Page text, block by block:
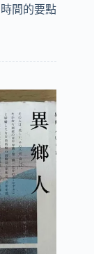
間的要點